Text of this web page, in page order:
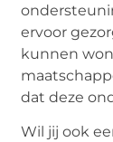
ervoor
kunnen
dat deze
Wil jij ook